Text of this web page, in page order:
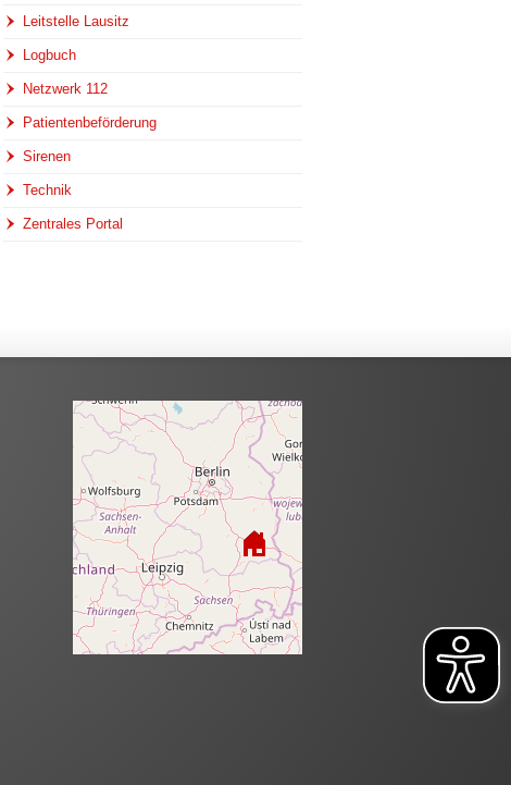
Leitstelle Lausitz
Logbuch
Netzwerk 112
Patientenbeförderung
Sirenen
Technik
Zentrales Portal